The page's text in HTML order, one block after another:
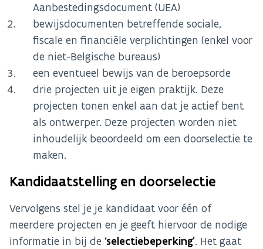
Aanbestedingsdocument (UEA)
bewijsdocumenten betreffende sociale,
fiscale en financiële verplichtingen (enkel voor
de niet-Belgische bureaus)
een eventueel bewijs van de beroepsorde
drie projecten uit je eigen praktijk. Deze
projecten tonen enkel aan dat je actief bent
als ontwerper. Deze projecten worden niet
inhoudelijk beoordeeld om een doorselectie te
maken.
Kandidaatstelling en doorselectie
Vervolgens stel je je kandidaat voor één of
meerdere projecten en je geeft hiervoor de nodige
informatie in bij de ‘selectiebeperking’. Het gaat